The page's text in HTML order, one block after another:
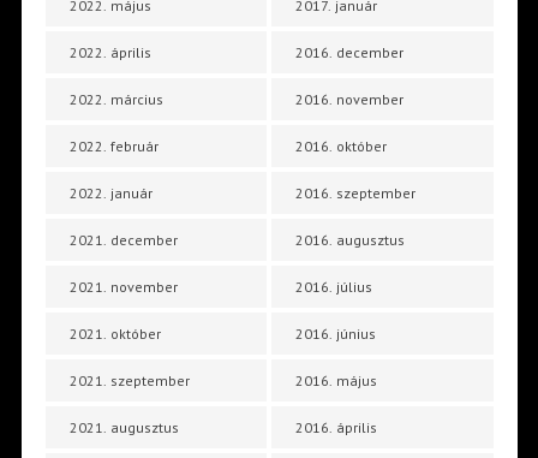
2022. május
2022. április
2022. március
2022. február
2022. január
2021. december
2021. november
2021. október
2021. szeptember
2021. augusztus
2017. január
2016. december
2016. november
2016. október
2016. szeptember
2016. augusztus
2016. július
2016. június
2016. május
2016. április